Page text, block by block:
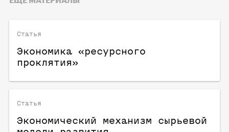
Статья
Экономика «ресурсного
проклятия»
Статья
Экономический механизм сырьевой